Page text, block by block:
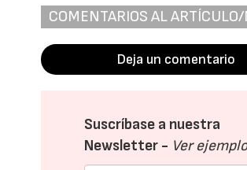
COMENTARIOS AL
Deja un comentario
Suscríbase a nuestra
Newsletter - Ver